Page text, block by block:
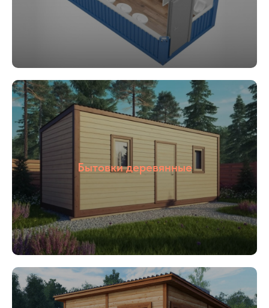
Бытовки деревянные
блок контейнеры, металлические бытовки,
бытовки строительные, бытовки
сантехнические, посты охраны, КПП, бытовки
деревянные. Располагается наше производство
в Раменском районе, благодаря чему выгодное
территориальное расположение позволяет
осуществлять быструю доставку в любую
указанную точку.
Наше производство всегда открыто для
потенциальных клиентов и партнеров, Вы
можете всегда к нам приехать в гости,
убедиться в качестве материалов и взглянуть на
сам процесс изготовления.